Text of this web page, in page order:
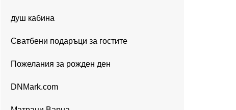
душ кабина
Сватбени подаръци за гостите
Пожелания за рожден ден
DNMark.com